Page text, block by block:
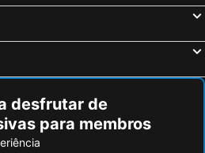
desfrutar de
para membros